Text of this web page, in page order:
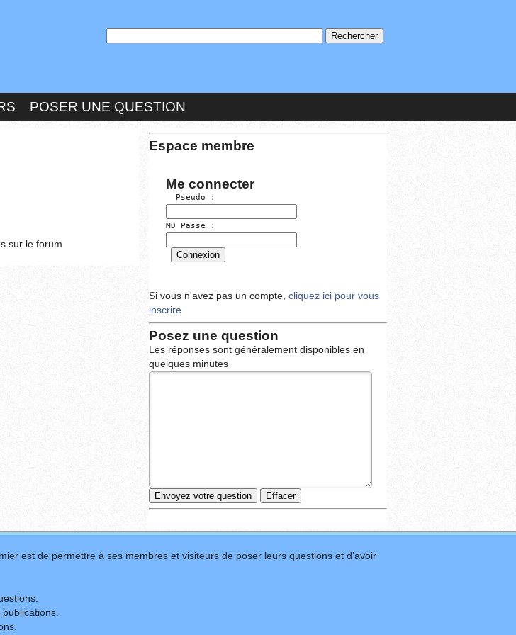
POSER UNE QUESTION
sur le forum
Espace membre
Me connecter
  Pseudo :
MD Passe :
Si vous n'avez pas un compte, cliquez ici pour vous
inscrire
Posez une question
Les réponses sont généralement disponibles en
quelques minutes
est de permettre à ses membres et visiteurs de poser leurs questions et d’avoir